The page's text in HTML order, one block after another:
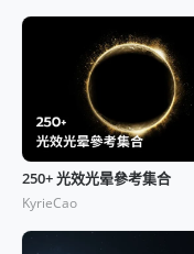
250+ 光效光晕參考集合
KyrieCao